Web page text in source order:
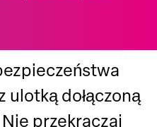
ulotką dołączoną
przekraczaj